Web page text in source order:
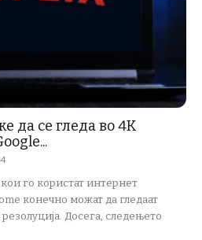
да се гледа во 4K
го користат интернет
конечно можат да гледаат
Досега, следењето